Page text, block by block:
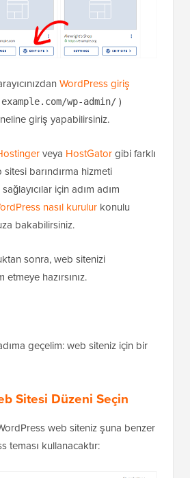
WordPress giriş
example.com/wp-admin/ )
giriş yapabilirsiniz.
veya HostGatorgibi farklı
barındırma hizmeti
için adım adım
nasıl kurulur konulu
bakabilirsiniz.
sonra, web sitenizi
hazırsınız.
geçelim: web siteniz için bir
Sitesi Düzeni Seçin
web siteniz şuna benzer
teması kullanacaktır: